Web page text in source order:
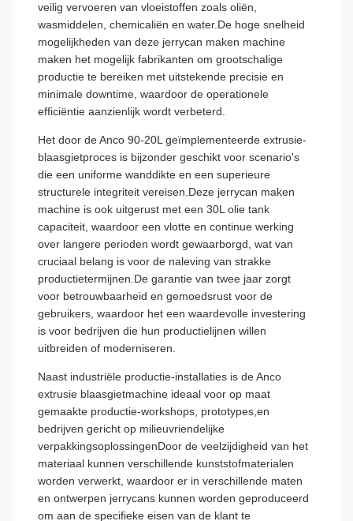
veilig vervoeren van vloeistoffen zoals oliën,
wasmiddelen, chemicaliën en water.De hoge snelheid
mogelijkheden van deze jerrycan maken machine
maken het mogelijk fabrikanten om grootschalige
productie te bereiken met uitstekende precisie en
minimale downtime, waardoor de operationele
efficiëntie aanzienlijk wordt verbeterd.
Het door de Anco 90-20L geïmplementeerde extrusie-
blaasgietproces is bijzonder geschikt voor scenario's
die een uniforme wanddikte en een superieure
structurele integriteit vereisen.Deze jerrycan maken
machine is ook uitgerust met een 30L olie tank
capaciteit, waardoor een vlotte en continue werking
over langere perioden wordt gewaarborgd, wat van
cruciaal belang is voor de naleving van strakke
productietermijnen.De garantie van twee jaar zorgt
voor betrouwbaarheid en gemoedsrust voor de
gebruikers, waardoor het een waardevolle investering
is voor bedrijven die hun productielijnen willen
uitbreiden of moderniseren.
Naast industriële productie-installaties is de Anco
extrusie blaasgietmachine ideaal voor op maat
gemaakte productie-workshops, prototypes,en
bedrijven gericht op milieuvriendelijke
verpakkingsoplossingenDoor de veelzijdigheid van het
materiaal kunnen verschillende kunststofmaterialen
worden verwerkt, waardoor er in verschillende maten
en ontwerpen jerrycans kunnen worden geproduceerd
om aan de specifieke eisen van de klant te